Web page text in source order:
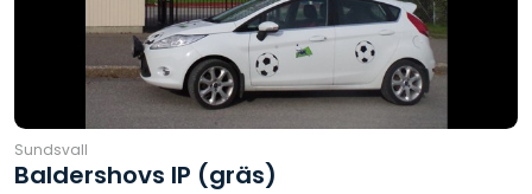
Sundsvall
Baldershovs IP (gräs)